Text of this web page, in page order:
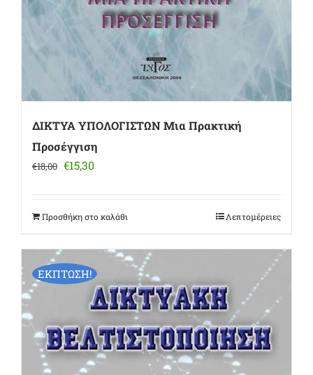
ΔΙΚΤΥΑ ΥΠΟΛΟΓΙΣΤΩΝ Μια Πρακτική
Προσέγγιση
€18,00 Original
€18,00.
€15,30Η
είναι:
Προσθήκη στο καλάθι Λεπτομέρειες
ΕΚΠΤΩΣΗ!